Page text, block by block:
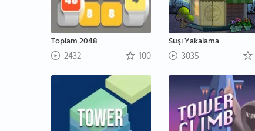
Toplam 2048
2432 100
Suşi Yakalama
3035